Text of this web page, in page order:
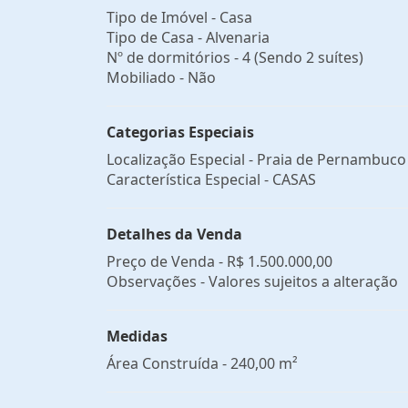
Tipo de Imóvel - Casa
Tipo de Casa - Alvenaria
Nº de dormitórios - 4 (Sendo 2 suítes)
Mobiliado - Não
Categorias Especiais
Localização Especial - Praia de Pernambuco
Característica Especial - CASAS
Detalhes da Venda
Preço de Venda - R$ 1.500.000,00
Observações - Valores sujeitos a alteração
Medidas
Área Construída - 240,00 m²